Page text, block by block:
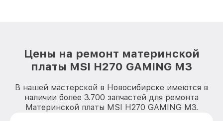
Цены на ремонт материнской
платы MSI H270 GAMING M3
В нашей мастерской в Новосибирске имеются в
наличии более 3.700 запчастей для ремонта
Материнской платы MSI H270 GAMING M3.